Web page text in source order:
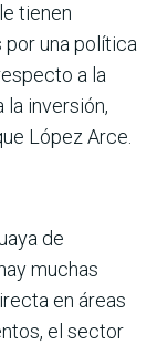
tienen
por una política
a la
inver­sión,
López Arce.
de
muchas
en áreas
el sector